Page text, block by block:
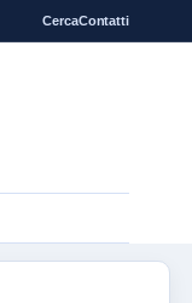
CercaContatti